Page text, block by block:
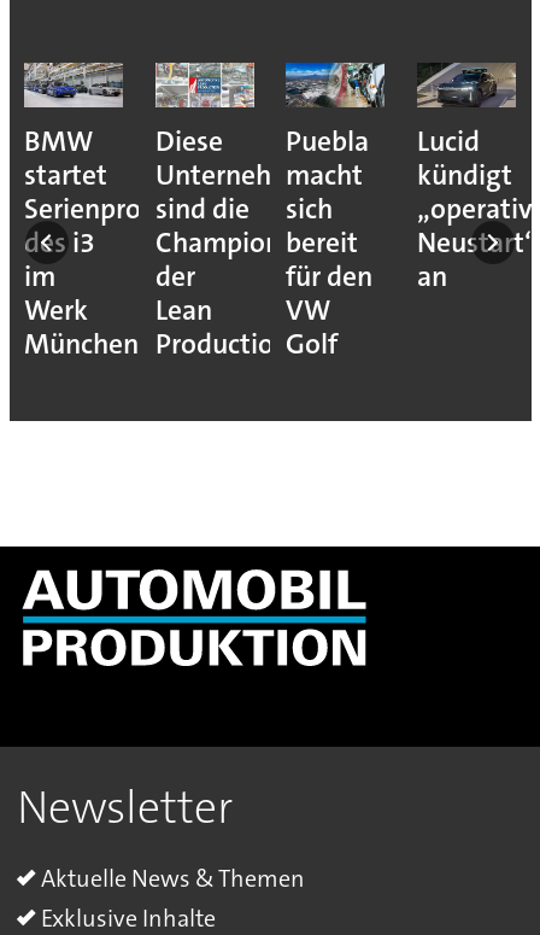
BMW
startet
Serienproduktion
des i3
im
Werk
München
Diese
Unternehmen
sind die
Champions
der
Lean
Production
Puebla
macht
sich
bereit
für den
VW
Golf
Lucid
kündigt
Neustart“
an
Newsletter
Aktuelle News & Themen
Exklusive Inhalte